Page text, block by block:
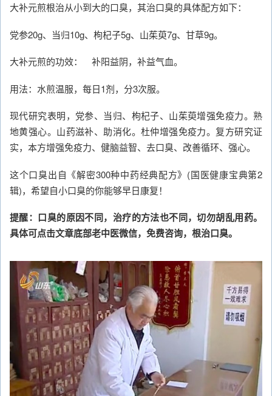
大补元煎根治从小到大的口臭，其治口臭的具体配方如下：
党参20g、当归10g、枸杞子5g、山茱萸7g、甘草9g。
大补元煎的功效： 补阳益阴，补益气血。
用法：水煎温服，每日1剂，分3次服。
现代研究表明，党参、当归、枸杞子、山茱萸增强免疫力。熟
地黄强心。山药滋补、助消化。杜仲增强免疫力。复方研究证
实，本方增强免疫力、健脑益智、去口臭、改善循环、强心。
这个口臭出自《解密300种中药经典配方》(国医健康宝典第2
辑)，希望自小口臭的你能够早日康复！
提醒：口臭的原因不同，治疗的方法也不同，切勿胡乱用药。
具体可点击文章底部老中医微信，免费咨询，根治口臭。